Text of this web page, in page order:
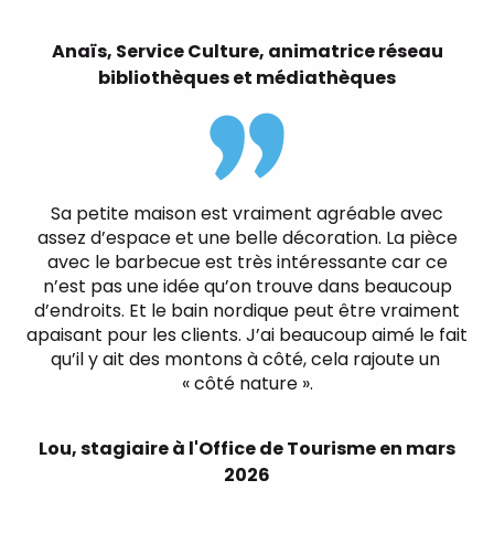
Anaïs, Service Culture, animatrice réseau
bibliothèques et médiathèques
Sa petite maison est vraiment agréable avec
assez d’espace et une belle décoration. La pièce
avec le barbecue est très intéressante car ce
n’est pas une idée qu’on trouve dans beaucoup
d’endroits. Et le bain nordique peut être vraiment
apaisant pour les clients. J’ai beaucoup aimé le fait
qu’il y ait des montons à côté, cela rajoute un
« côté nature ».
Lou, stagiaire à l'Office de Tourisme en mars
2026